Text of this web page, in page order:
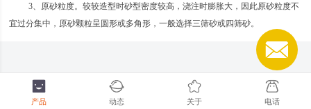
3、原砂粒度。较较造型时砂型密度较高，浇注时膨胀大，因此原砂粒度不
宜过分集中，原砂颗粒呈圆形或多角形，一般选择三筛砂或四筛砂。
产品 动态 关于 电话